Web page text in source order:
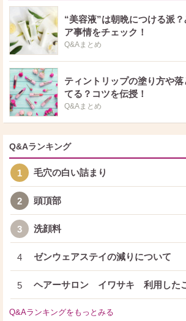
“美容液”は朝晩につける派
ア事情をチェック！
Q&Aまとめ
ティントリップの塗り方や
てる？コツを伝授！
Q&Aまとめ
Q&Aランキング
1 毛穴の白い詰まり
2 頭頂部
3 洗顔料
4 ゼンウェアステイの減りについて
5 ヘアーサロン イワサキ 利用した
Q&Aランキングをもっとみる